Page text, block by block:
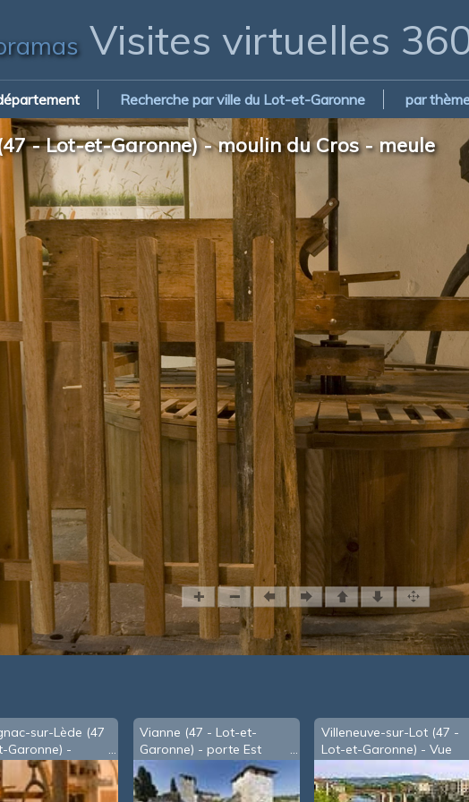
Visites virtuelles
Recherche par ville du Lot-et-Garonne par
- Lot-et-Garonne) - moulin du Cros - meule
sur-Lède (47
Garonne) -
Cros - meule
Vianne (47 - Lot-et-
Garonne) - porte Est
Villeneuve-sur-Lot (47 -
Lot-et-Garonne) - Vue
Bastérou